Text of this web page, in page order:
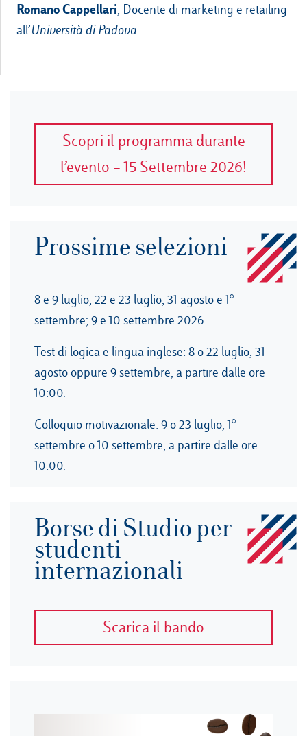
Romano Cappellari, Docente di marketing e retailing
all’Università di Padova
Scopri il programma durante
l’evento – 15 Settembre 2026!
Prossime selezioni
8 e 9 luglio; 22 e 23 luglio; 31 agosto e 1°
settembre; 9 e 10 settembre 2026
Test di logica e lingua inglese: 8 o 22 luglio, 31
agosto oppure 9 settembre, a partire dalle ore
10:00.
Colloquio motivazionale: 9 o 23 luglio, 1°
settembre o 10 settembre, a partire dalle ore
10:00.
Borse di Studio per
studenti
internazionali
Scarica il bando